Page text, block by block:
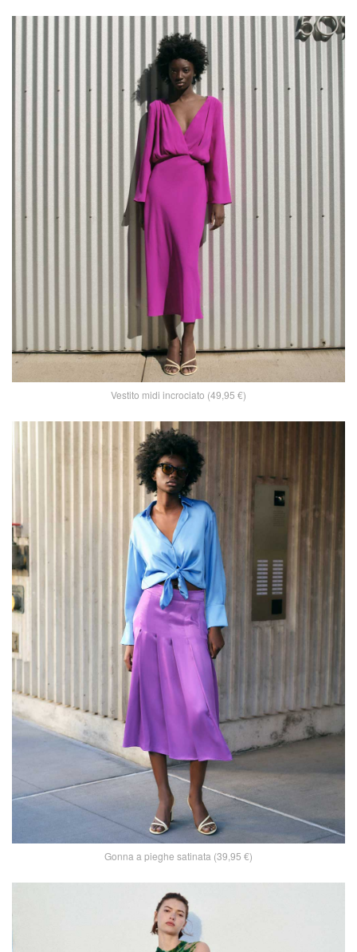
Vestito midi incrociato (49,95 €)
Gonna a pieghe satinata (39,95 €)